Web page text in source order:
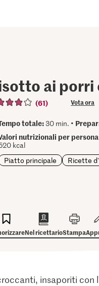
ai
(61) Vota ora
totale: 30 min. •
nutrizionali per
kcal
Piatto principale
Ricette
Nel ricettarioStampa
insaporiti con